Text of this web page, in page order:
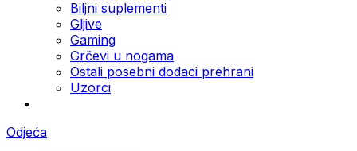
Biljni suplementi
Gljive
Gaming
Grčevi u nogama
Ostali posebni dodaci prehrani
Uzorci
Odjeća